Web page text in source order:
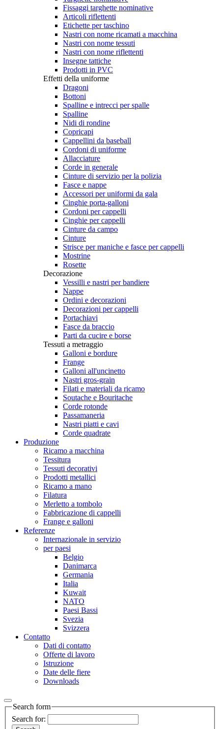
Fissaggi targhette nominative
Articoli riflettenti
Etichette per taschino
Nastri con nome ricamati a macchina
Nastri con nome tessuti
Nastri con nome riflettenti
Insegne tattiche
Prodotti in PVC
Effetti della uniforme
Dragoni
Bottoni
Spalline e intrecci per spalle
Spalline
Nidi di rondine
Copricapi
Cappellini da baseball
Cordoni di uniforme
Allacciature
Corde in generale
Cinture di servizio per la polizia
Fasce e nappe
Accessori per uniformi da gala
Cinghie porta-galloni
Cordoni per cappelli
Cinghie per cappelli
Cinture da campo
Cinture
Strisce per maniche e fasce per cappelli
Mostrine
Rosette
Decorazione
Vessilli e nastri per bandiere
Nappe
Ordini e decorazioni
Decorazioni per cappelli
Portachiavi
Fasce da braccio
Parti da cucire e borse
Tessuti a metraggio
Galloni e bordure
Frange
Galloni all'uncinetto
Nastri gros-grain
Filati e materiali da ricamo
Soutache e Bouritache
Corde rotonde
Passamaneria
Nastri piatti e cavi
Corde quadrate
Produzione
Ricamo a macchina
Tessitura
Tessuti decorativi
Prodotti metallici
Ricamo a mano
Filatura
Merletto a tombolo
Fabbricazione di cappelli
Frange e galloni
Referenze
Internazionale in servizio
per paesi
Belgio
Danimarca
Germania
Italia
Kuwait
NATO
Paesi Bassi
Svezia
Svizzera
Contatto
Dati di contatto
Offerte di lavoro
Istruzione
Date delle fiere
Downloads
Search form
Search for: